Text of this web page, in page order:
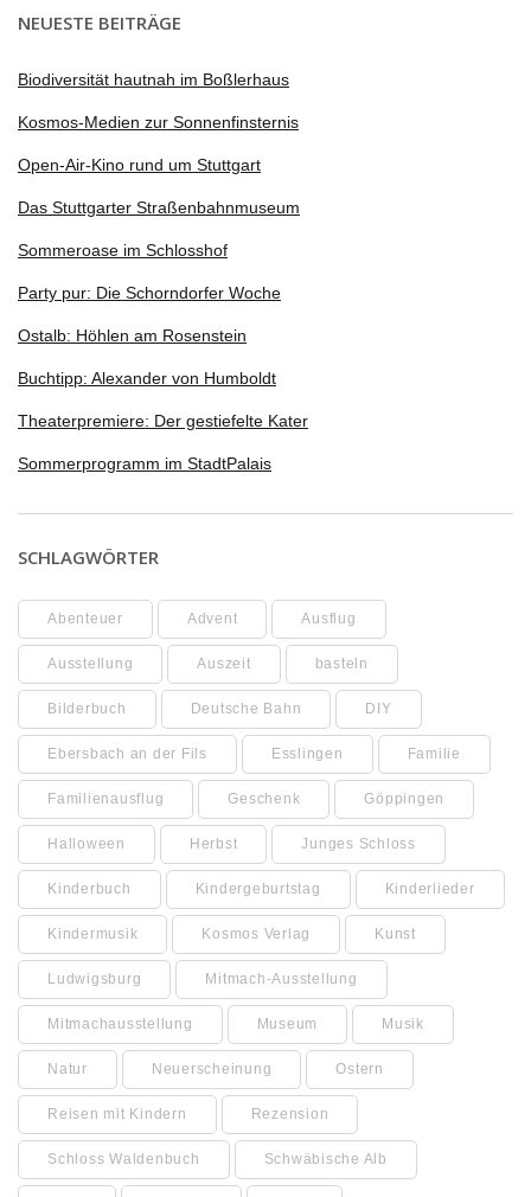
NEUESTE BEITRÄGE
Biodiversität hautnah im Boßlerhaus
Kosmos-Medien zur Sonnenfinsternis
Open-Air-Kino rund um Stuttgart
Das Stuttgarter Straßenbahnmuseum
Sommeroase im Schlosshof
Party pur: Die Schorndorfer Woche
Ostalb: Höhlen am Rosenstein
Buchtipp: Alexander von Humboldt
Theaterpremiere: Der gestiefelte Kater
Sommerprogramm im StadtPalais
SCHLAGWÖRTER
Abenteuer Advent Ausflug
Ausstellung Auszeit basteln
Bilderbuch Deutsche Bahn DIY
Ebersbach an der Fils Esslingen Familie
Familienausflug Geschenk Göppingen
Halloween Herbst Junges Schloss
Kinderbuch Kindergeburtstag Kinderlieder
Kindermusik Kosmos Verlag Kunst
Ludwigsburg Mitmach-Ausstellung
Mitmachausstellung Museum Musik
Natur Neuerscheinung Ostern
Reisen mit Kindern Rezension
Schloss Waldenbuch Schwäbische Alb